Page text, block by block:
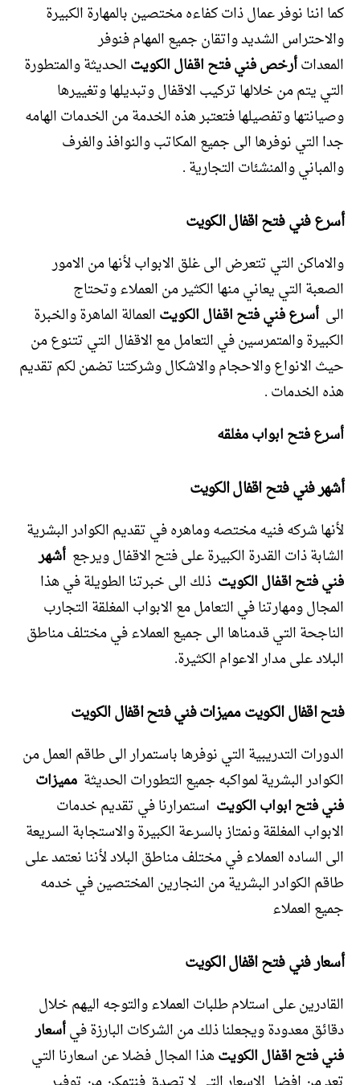
كما اننا نوفر عمال ذات كفاءه مختصين بالمهارة الكبيرة
والاحتراس الشديد واتقان جميع المهام فنوفر
المعداتأرخص فني فتح اقفال الكويتالحديثة والمتطورة
التي يتم من خلالها تركيب الاقفال وتبديلها وتغييرها
وصيانتها وتفصيلها فتعتبر هذه الخدمة من الخدمات الهامه
جدا التي نوفرها الى جميع المكاتب والنوافذ والغرف
والمباني والمنشئات التجارية .
أسرع فني فتح اقفال الكويت
والاماكن التي تتعرض الى غلق الابواب لأنها من الامور
الصعبة التي يعاني منها الكثير من العملاء وتحتاج
الى أسرع فني فتح اقفال الكويتالعمالة الماهرة والخبرة
الكبيرة والمتمرسين في التعامل مع الاقفال التي تتنوع من
حيث الانواع والاحجام والاشكال وشركتنا تضمن لكم تقديم
هذه الخدمات .
أسرع فتح ابواب مغلقه
أشهر فني فتح اقفال الكويت
لأنها شركه فنيه مختصه وماهره في تقديم الكوادر البشرية
الشابة ذات القدرة الكبيرة على فتح الاقفال ويرجع أشهر
فني فتح اقفال الكويت ذلك الى خبرتنا الطويلة في هذا
المجال ومهارتنا في التعامل مع الابواب المغلقة التجارب
الناجحة التي قدمناها الى جميع العملاء في مختلف مناطق
البلاد على مدار الاعوام الكثيرة.
فتح اقفال الكويت مميزات فني فتح اقفال الكويت
الدورات التدريبية التي نوفرها باستمرار الى طاقم العمل من
الكوادر البشرية لمواكبه جميع التطورات الحديثة مميزات
فني فتح ابواب الكويت استمرارنا في تقديم خدمات
الابواب المغلقة ونمتاز بالسرعة الكبيرة والاستجابة السريعة
الى الساده العملاء في مختلف مناطق البلاد لأننا نعتمد على
طاقم الكوادر البشرية من النجارين المختصين في خدمه
جميع العملاء
أسعار فني فتح اقفال الكويت
القادرين على استلام طلبات العملاء والتوجه اليهم خلال
دقائق معدودة ويجعلنا ذلك من الشركات البارزة فيأسعار
فني فتح اقفال الكويتهذا المجال فضلا عن اسعارنا التي